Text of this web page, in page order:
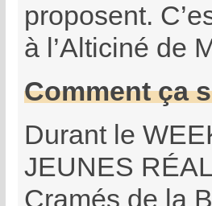
proposent.
à l’Alticiné de
Comment ça
Durant le
JEUNES
Cramés de la